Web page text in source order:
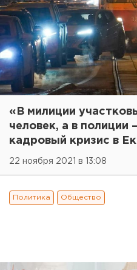
«В милиции
человек, а в полиции
кадровый кризис в
22 ноября 2021 в 13:08
Политика Общество